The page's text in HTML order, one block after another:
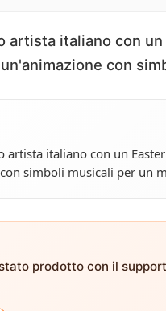
artista italiano con
con
italiano con un
simboli musicali per un
prodotto con il